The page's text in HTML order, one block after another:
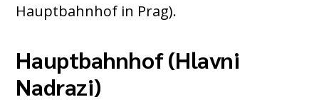
Hauptbahnhof in Prag).
Hauptbahnhof (Hlavni
Nadrazi)